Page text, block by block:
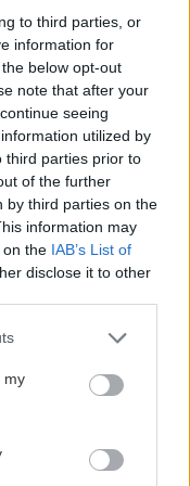
to third parties, or
information for
below opt-out
note that after your
seeing
utilized by
third parties prior to
of the further
by third parties on the
information may
on the IAB’s List of
disclose it to other
or more Google
You may click to
third-party tags to
in below Google
my
Prečo klasická
ako to vyriešiť